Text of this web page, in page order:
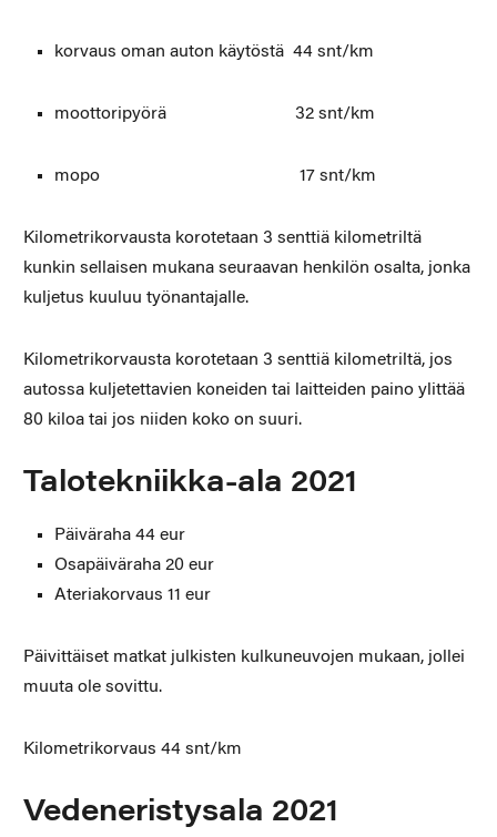
korvaus oman auton käytöstä 44 snt/km
moottoripyörä 32 snt/km
mopo 17 snt/km
Kilometrikorvausta korotetaan 3 senttiä kilometriltä
kunkin sellaisen mukana seuraavan henkilön osalta, jonka
kuljetus kuuluu työnantajalle.
Kilometrikorvausta korotetaan 3 senttiä kilometriltä, jos
autossa kuljetettavien koneiden tai laitteiden paino ylittää
80 kiloa tai jos niiden koko on suuri.
Talotekniikka-ala 2021
Päiväraha 44 eur
Osapäiväraha 20 eur
Ateriakorvaus 11 eur
Päivittäiset matkat julkisten kulkuneuvojen mukaan, jollei
muuta ole sovittu.
Kilometrikorvaus 44 snt/km
Vedeneristysala 2021